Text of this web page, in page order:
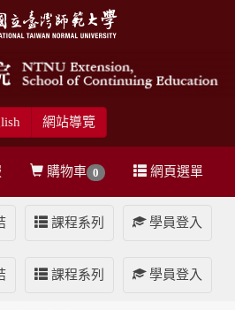
網站導覽
網頁選單
購物車 0
學員登入
課程系列
學員登入
課程系列